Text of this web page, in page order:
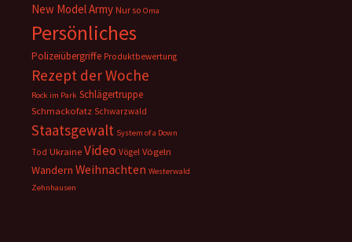
New Model Army Nur so Oma
Persönliches
Polizeiübergriffe Produktbewertung
Rezept der Woche
Rock im Park Schlägertruppe
Schmackofatz Schwarzwald
Staatsgewalt System of a Down
Tod Ukraine Video Vögel Vögeln
Wandern Weihnachten Westerwald
Zehnhausen